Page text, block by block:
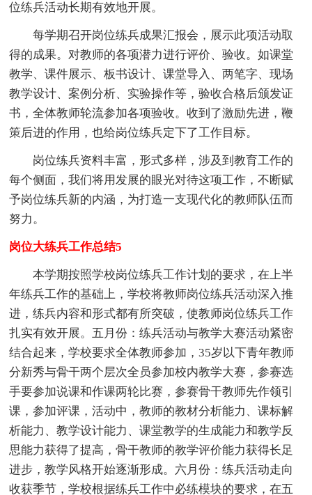
位练兵活动长期有效地开展。
每学期召开岗位练兵成果汇报会，展示此项活动取
得的成果。对教师的各项潜力进行评价、验收。如课堂
教学、课件展示、板书设计、课堂导入、两笔字、现场
教学设计、案例分析、实验操作等，验收合格后颁发证
书，全体教师轮流参加各项验收。收到了激励先进，鞭
策后进的作用，也给岗位练兵定下了工作目标。
岗位练兵资料丰富，形式多样，涉及到教育工作的
每个侧面，我们将用发展的眼光对待这项工作，不断赋
予岗位练兵新的内涵，为打造一支现代化的教师队伍而
努力。
岗位大练兵工作总结5
本学期按照学校岗位练兵工作计划的要求，在上半
年练兵工作的基础上，学校将教师岗位练兵活动深入推
进，练兵内容和形式都有所突破，使教师岗位练兵工作
扎实有效开展。五月份：练兵活动与教学大赛活动紧密
结合起来，学校要求全体教师参加，35岁以下青年教师
分新秀与骨干两个层次全员参加校内教学大赛，参赛选
手要参加说课和作课两轮比赛，参赛骨干教师先作领引
课，参加评课，活动中，教师的教材分析能力、课标解
析能力、教学设计能力、课堂教学的生成能力和教学反
思能力获得了提高，骨干教师的教学评价能力获得长足
进步，教学风格开始逐渐形成。六月份：练兵活动走向
收获季节，学校根据练兵工作中必练模块的要求，在五